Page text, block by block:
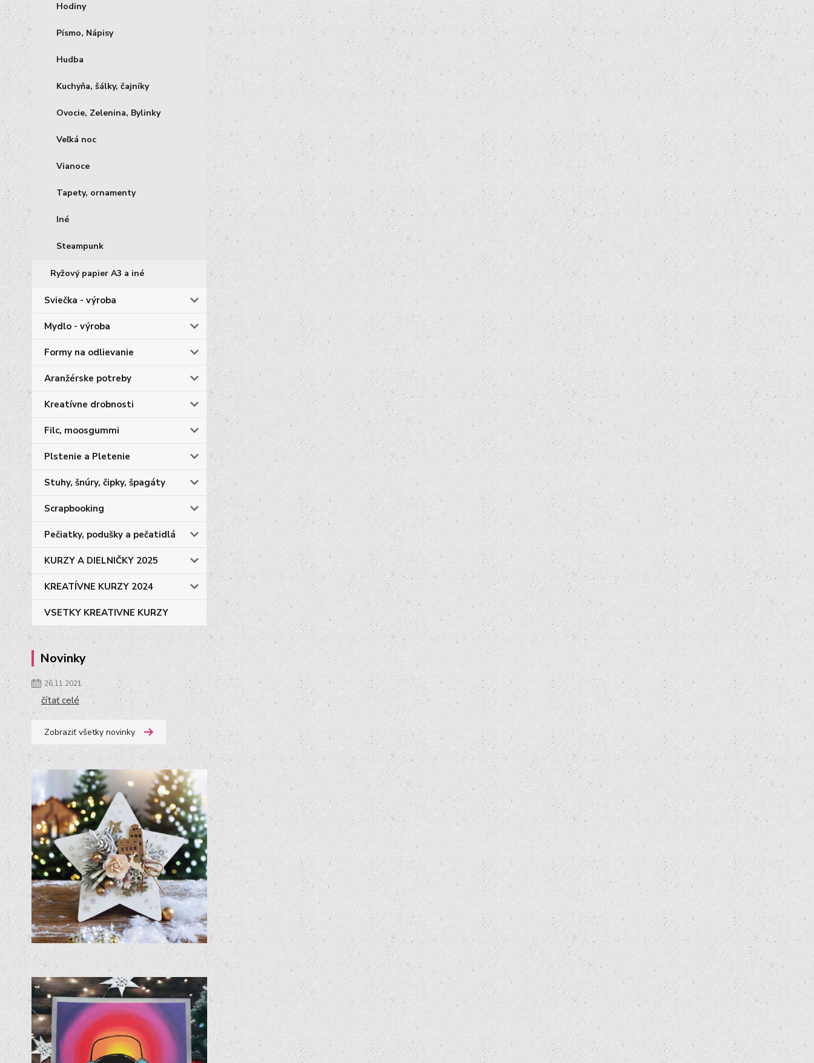
Hodiny
Písmo, Nápisy
Hudba
Kuchyňa, šálky, čajníky
Ovocie, Zelenina, Bylinky
Veľká noc
Vianoce
Tapety, ornamenty
Iné
Steampunk
Ryžový papier A3 a iné
Sviečka - výroba
Mydlo - výroba
Formy na odlievanie
Aranžérske potreby
Kreatívne drobnosti
Filc, moosgummi
Plstenie a Pletenie
Stuhy, šnúry, čipky, špagáty
Scrapbooking
Pečiatky, podušky a pečatidlá
KURZY A DIELNIČKY 2025
KREATÍVNE KURZY 2024
VSETKY KREATIVNE KURZY
Novinky
26.11.2021
čítať celé
Zobraziť všetky novinky